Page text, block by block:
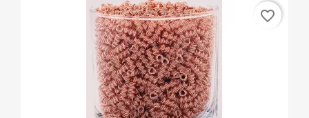
favorite_border